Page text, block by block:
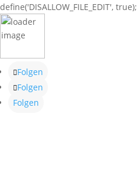
define('DISALLOW_FILE_EDIT',
Folgen
Folgen
Folgen